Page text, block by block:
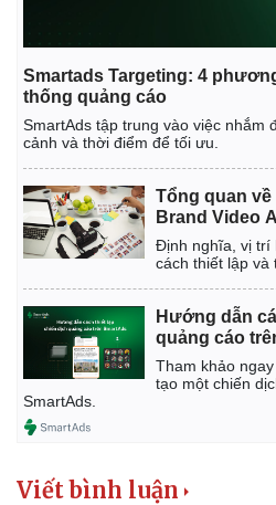
Smartads Targeting: 4
thống quảng cáo
SmartAds tập trung vào việc nhắm
cảnh và thời điểm để tối ưu.
Tổng quan
Brand Video
Định nghĩa, vị trí
cách thiết lập và
Hướng dẫn
quảng cáo
Tham khảo
tạo một chiến
SmartAds.
Viết bình luận